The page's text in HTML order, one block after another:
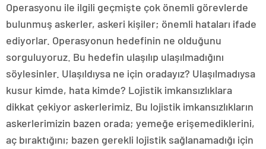
Operasyonu ile ilgili geçmişte çok önemli görevlerde
bulunmuş askerler, askeri kişiler; önemli hataları ifade
ediyorlar. Operasyonun hedefinin ne olduğunu
sorguluyoruz. Bu hedefin ulaşılıp ulaşılmadığını
söylesinler. Ulaşıldıysa ne için oradayız? Ulaşılmadıysa
kusur kimde, hata kimde? Lojistik imkansızlıklara
dikkat çekiyor askerlerimiz. Bu lojistik imkansızlıkların
askerlerimizin bazen orada; yemeğe erişemediklerini,
aç bıraktığını; bazen gerekli lojistik sağlanamadığı için